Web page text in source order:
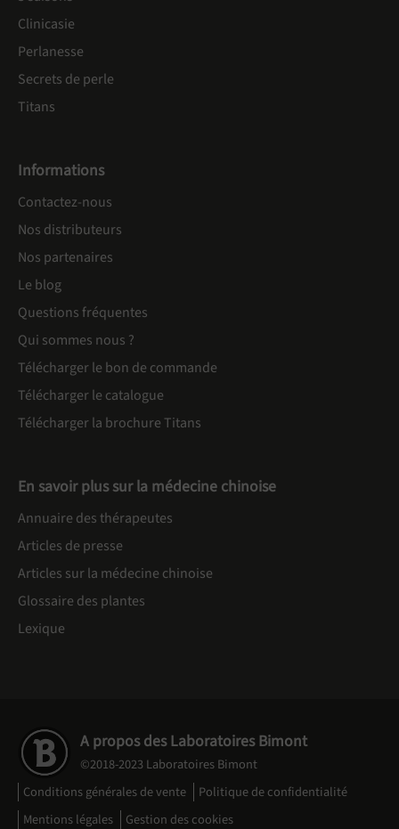
Clinicasie
Perlanesse
Secrets de perle
Titans
Informations
Contactez-nous
Nos distributeurs
Nos partenaires
Le blog
Questions fréquentes
Qui sommes nous ?
Télécharger le bon de commande
Télécharger le catalogue
Télécharger la brochure Titans
En savoir plus sur la médecine chinoise
Annuaire des thérapeutes
Articles de presse
Articles sur la médecine chinoise
Glossaire des plantes
Lexique
A propos des Laboratoires Bimont
©2018-2023 Laboratoires Bimont
Conditions générales de vente
Politique de confidentialité
Mentions légales
Gestion des cookies